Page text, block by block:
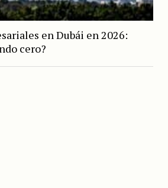
en Dubái en 2026:
cero?